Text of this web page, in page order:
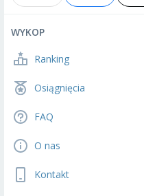
WYKOP
Ranking
Osiągnięcia
FAQ
O nas
Kontakt